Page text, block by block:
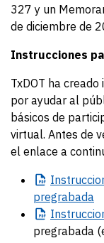
327 y un
de diciembre de
Instrucciones
TxDOT ha
por ayudar al
básicos de
virtual. Antes de
el enlace a
pregrabada
pregrabada